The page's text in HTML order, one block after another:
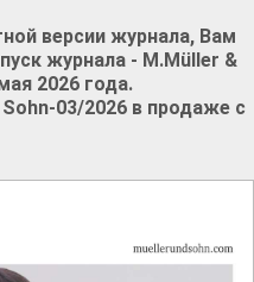
версии журнала, Вам
журнала - M.Müller &
2026 года.
03/2026 в продаже с